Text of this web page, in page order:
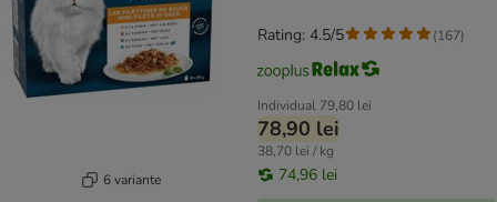
6 variante
Individual 79,80 lei
78,90 lei
38,70 lei / kg
74,96 lei
Rating: 4.5/5 (167)